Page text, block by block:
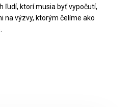
ľudí, ktorí musia byť vypočutí,
na výzvy, ktorým čelíme ako